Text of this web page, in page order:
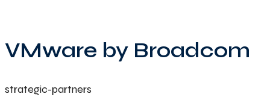
VMware by Broadcom
strategic-partners